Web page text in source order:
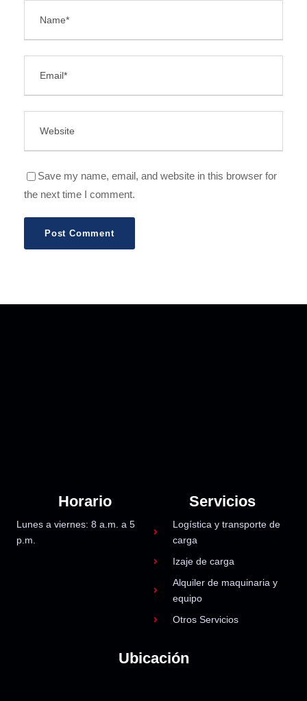
Save my name, email, and website in this browser for
the next time I comment.
Horario
Lunes a viernes: 8 a.m. a 5
p.m.
Servicios
Logística y transporte de
carga
Izaje de carga
Alquiler de maquinaria y
equipo
Otros Servicios
Ubicación